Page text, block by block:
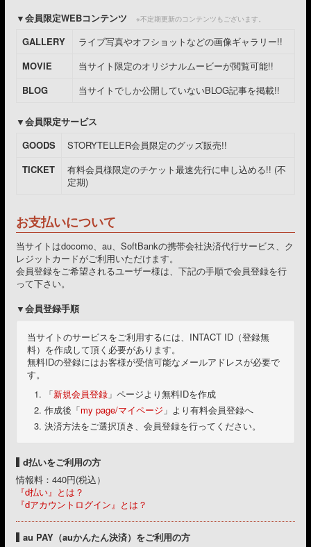
会員限定WEBコンテンツ
※不定期更新のコンテンツもございます。
GALLERY
ライブ写真やオフショットなどの画像ギャラリー!!
MOVIE
当サイト限定のオリジナルムービーが閲覧可能!!
BLOG
当サイトでしか公開していないBLOG記事を掲載!!
会員限定サービス
GOODS
STORYTELLER会員限定のグッズ販売!!
TICKET
有料会員様限定のチケット最速先行に申し込める!! (不
定期)
お支払いについて
当サイトはdocomo、au、SoftBankの携帯会社決済代行サービス、ク
レジットカードがご利用いただけます。
会員登録をご希望されるユーザー様は、下記の手順で会員登録を行
って下さい。
会員登録手順
当サイトのサービスをご利用するには、INTACT ID（登録無
料）を作成して頂く必要があります。
無料IDの登録にはお客様が受信可能なメールアドレスが必要で
す。
「新規会員登録 」ページより無料IDを作成
作成後「my page/マイページ 」より有料会員登録へ
決済方法をご選択頂き、会員登録を行ってください。
d払いをご利用の方
情報料：440円(税込）
『d払い』とは？
『dアカウントログイン』とは？
au PAY（auかんたん決済）をご利用の方